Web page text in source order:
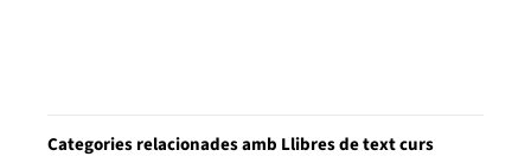
Categories relacionades amb Llibres de text curs